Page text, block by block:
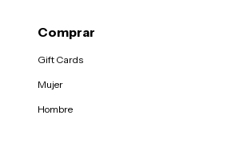
Comprar
Gift Cards
Mujer
Hombre